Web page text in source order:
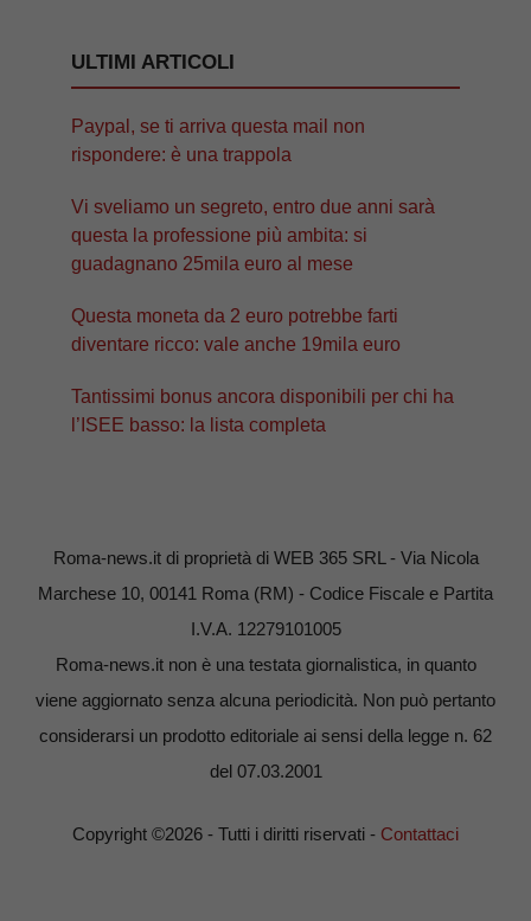
ULTIMI ARTICOLI
Paypal, se ti arriva questa mail non
rispondere: è una trappola
Vi sveliamo un segreto, entro due anni sarà
questa la professione più ambita: si
guadagnano 25mila euro al mese
Questa moneta da 2 euro potrebbe farti
diventare ricco: vale anche 19mila euro
Tantissimi bonus ancora disponibili per chi ha
l’ISEE basso: la lista completa
Roma-news.it di proprietà di WEB 365 SRL - Via Nicola
Marchese 10, 00141 Roma (RM) - Codice Fiscale e Partita
I.V.A. 12279101005
Roma-news.it non è una testata giornalistica, in quanto
viene aggiornato senza alcuna periodicità. Non può pertanto
considerarsi un prodotto editoriale ai sensi della legge n. 62
del 07.03.2001
Copyright ©2026 - Tutti i diritti riservati - Contattaci